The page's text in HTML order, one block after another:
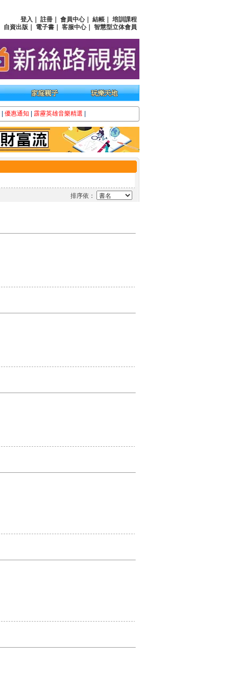
登入 註冊 會員中心｜ 結帳
培訓課程
自資出版 電子書 客服中心｜ 智慧型立体會員
優惠通知 霹靂英雄音樂精選
排序依：